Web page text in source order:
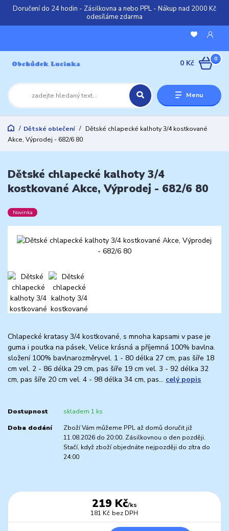
Doručení do 24 hodin - Zásilkovna a nebo PPL - Nákup nad 2000 Kč
odesíláme zdarma
Menu
0
0 Kč
Dětské oblečení
Dětské chlapecké kalhoty 3/4 kostkované
Akce, Výprodej - 682/6 80
Dětské chlapecké kalhoty 3/4
kostkované Akce, Výprodej - 682/6 80
Novinka
Chlapecké kratasy 3/4 kostkované, s mnoha kapsami v pase je
guma i poutka na pásek, Velice krásná a příjemná 100% bavlna.
složení 100% bavlnarozměryvel. 1 - 80 délka 27 cm, pas šíře 18
cm vel. 2 - 86 délka 29 cm, pas šíře 19 cm vel. 3 - 92 délka 32
cm, pas šíře 20 cm vel. 4 - 98 délka 34 cm, pas... celý popis
Dostupnost skladem 1 ks
Doba dodání
Zboží Vám můžeme PPL až domů doručit již
11.08.2026 do 20:00. Zásilkovnou o den později.
Stačí, když zboží objednáte nejpozději do zítra do
24:00
219 Kč/ks
181 Kč bez DPH